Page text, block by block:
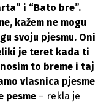
i “Bato bre”.
kažem ne mogu
svoju pjesmu. Oni
je teret kada ti
to breme i taj
vlasnica pjesme
pesme – rekla je